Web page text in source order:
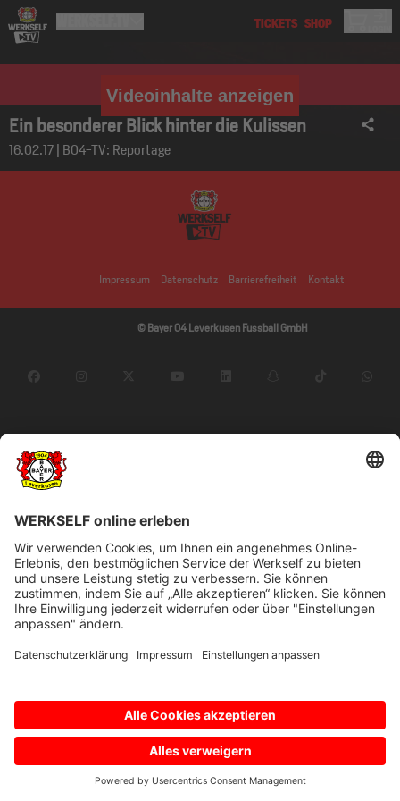
Videoinhalte anzeigen
Ein besonderer Blick hinter die Kulissen
16.02.17 | B04-TV: Reportage
Impressum Datenschutz Barrierefreiheit Kontakt
© Bayer 04 Leverkusen Fussball GmbH